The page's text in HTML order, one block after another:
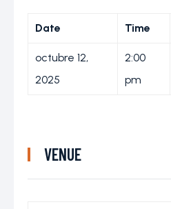
Date Time
octubre 12,
2025
2:00
pm
VENUE